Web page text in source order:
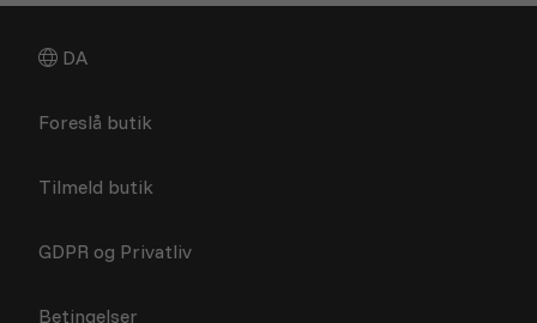
DA
Foreslå butik
Tilmeld butik
GDPR og Privatliv
Betingelser